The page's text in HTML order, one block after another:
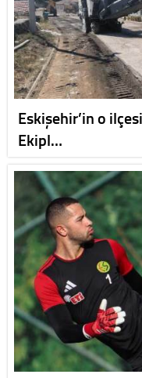
Eskişehir’in o
Ekipl…